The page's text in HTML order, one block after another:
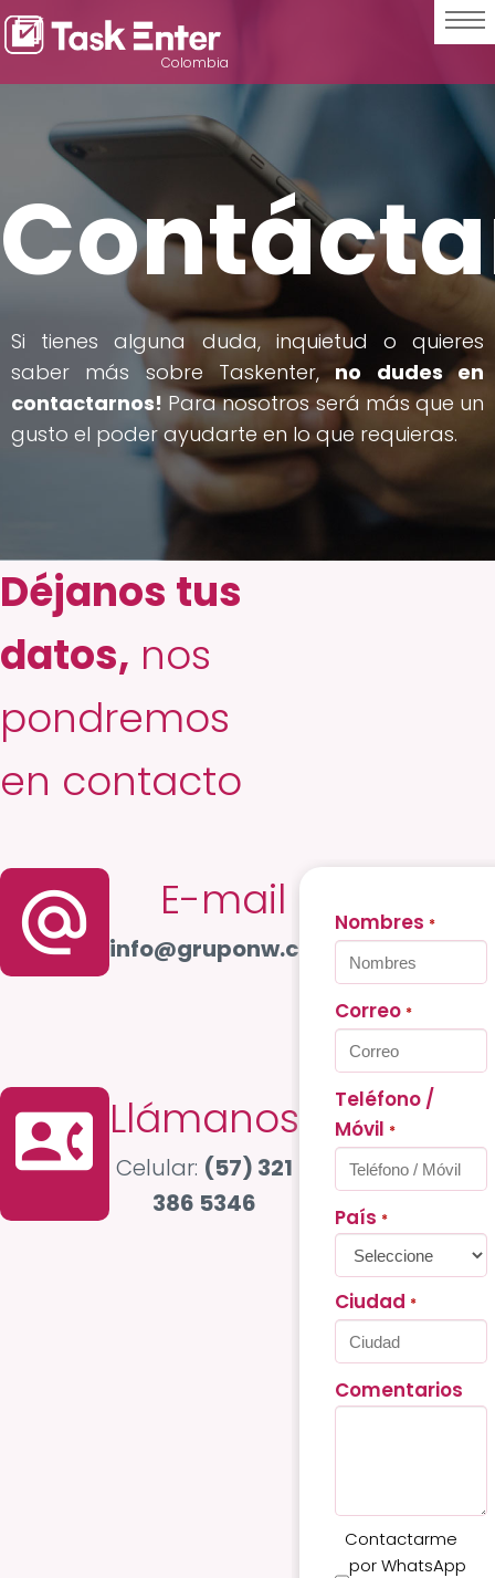
Colombia
Si tienes alguna duda, inquietud o quieres
saber más sobre Taskenter, no dudes en
contactarnos! Para nosotros será más que un
gusto el poder ayudarte en lo que requieras.
Déjanos tus
datos, nos
pondremos
en contacto
alternate_email E-mail
info@gruponw.com
contact_phone Llámanos
Celular: (57) 321
386 5346
Nombres *
Correo *
Teléfono /
Móvil *
País *
Ciudad *
Comentarios
Contactarme
por WhatsApp